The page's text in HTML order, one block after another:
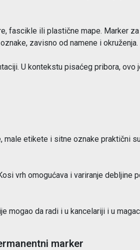
fascikle ili plastične mape. Marker
zavisno od namene i okruženja.
U kontekstu pisaćeg pribora, ovo
etikete i sitne oznake praktični
vrh omogućava i variranje debljine
mogao da radi i u kancelariji i u
marker